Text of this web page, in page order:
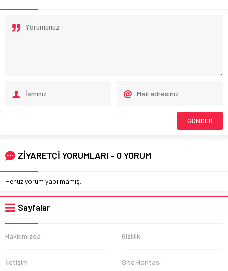
ZİYARETÇİ YORUMLARI - 0 YORUM
Henüz yorum yapılmamış.
Sayfalar
Hakkımızda Gizlilik
İletişim Site Haritası